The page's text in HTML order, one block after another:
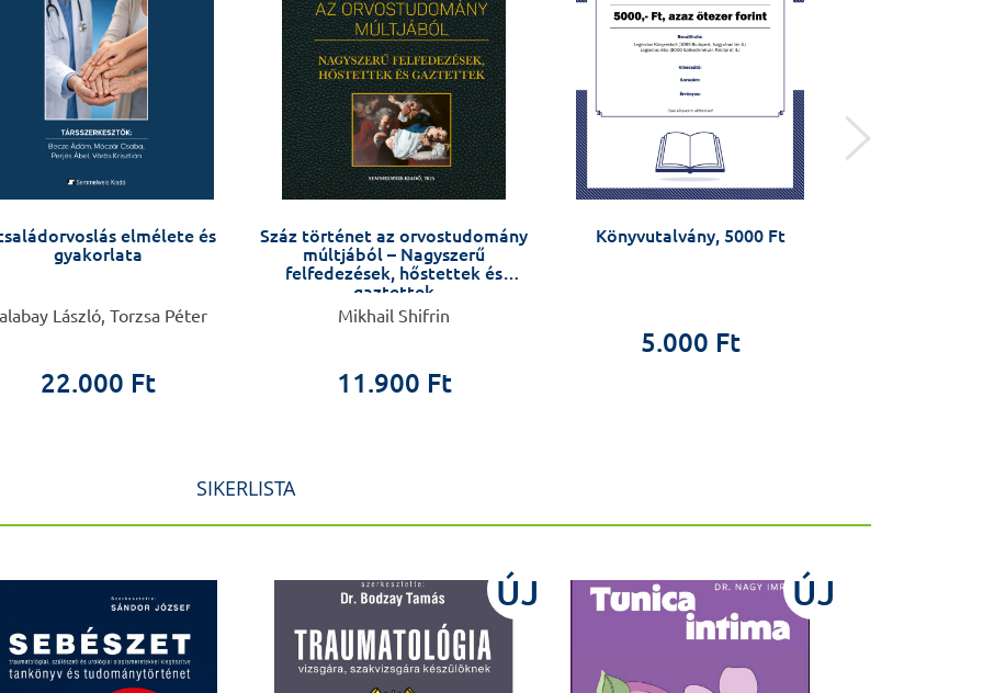
elmélete és
gyakorlata
László, Torzsa Péter
22.000 Ft
Száz történet az orvostudomány
múltjából – Nagyszerű
felfedezések, hőstettek és
gaztettek
Mikhail Shifrin
11.900 Ft
Könyvutalvány, 5000 Ft
5.000 Ft
SIKERLISTA
ÚJ ÚJ